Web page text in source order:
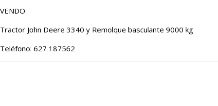
VENDO:
Tractor John Deere 3340 y Remolque basculante 9000 kg
Teléfono: 627 187562